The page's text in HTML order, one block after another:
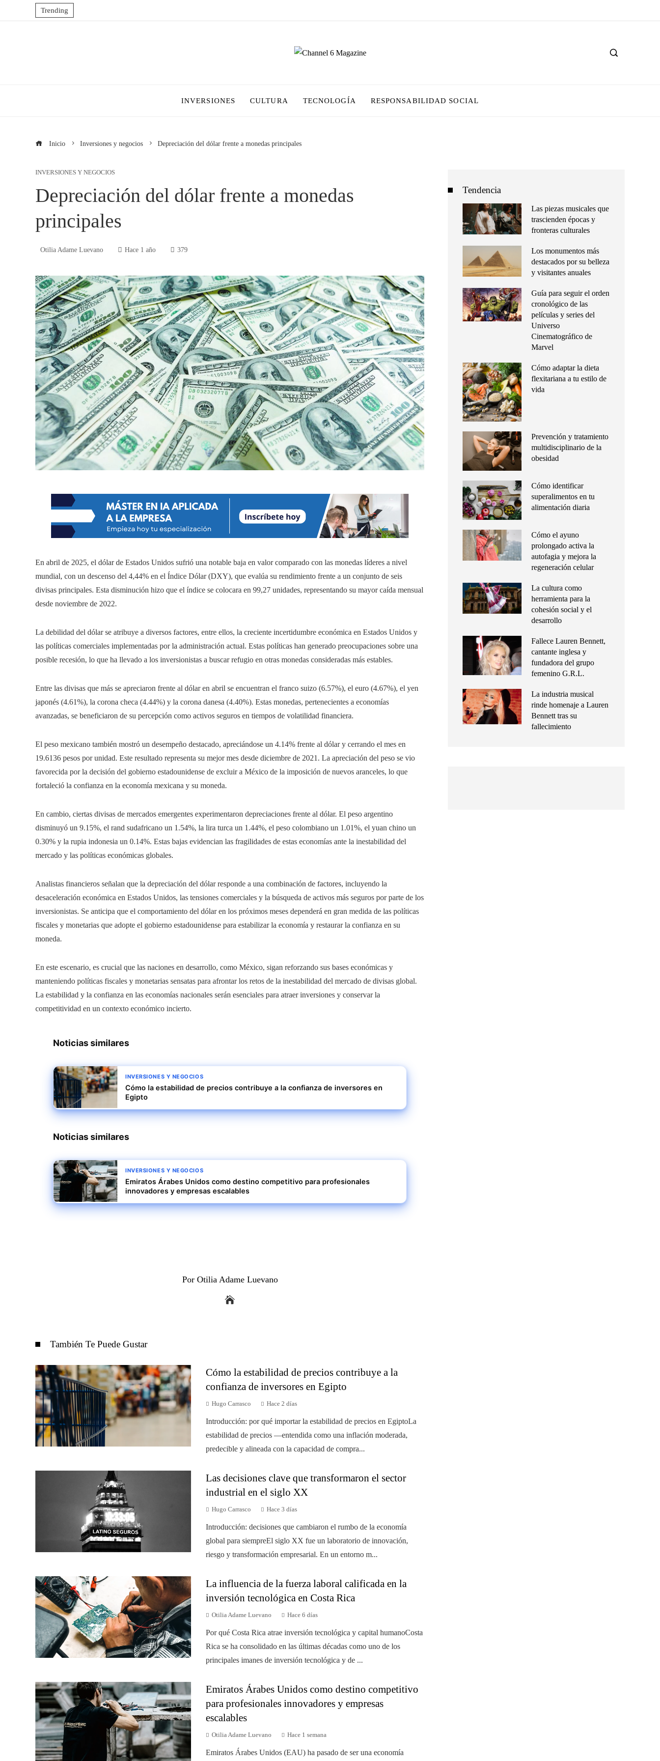
Trending
INVERSIONES CULTURA TECNOLOGÍA RESPONSABILIDAD SOCIAL
Inicio Inversiones y negocios Depreciación del dólar frente a monedas principales
INVERSIONES Y NEGOCIOS
Depreciación del dólar frente a monedas
principales
Otilia Adame Luevano Hace 1 año 379
En abril de 2025, el dólar de Estados Unidos sufrió una notable baja en valor comparado con las monedas líderes a nivel
mundial, con un descenso del 4,44% en el Índice Dólar (DXY), que evalúa su rendimiento frente a un conjunto de seis
divisas principales. Esta disminución hizo que el índice se colocara en 99,27 unidades, representando su mayor caída mensual
desde noviembre de 2022.
La debilidad del dólar se atribuye a diversos factores, entre ellos, la creciente incertidumbre económica en Estados Unidos y
las políticas comerciales implementadas por la administración actual. Estas políticas han generado preocupaciones sobre una
posible recesión, lo que ha llevado a los inversionistas a buscar refugio en otras monedas consideradas más estables.
Entre las divisas que más se apreciaron frente al dólar en abril se encuentran el franco suizo (6.57%), el euro (4.67%), el yen
japonés (4.61%), la corona checa (4.44%) y la corona danesa (4.40%). Estas monedas, pertenecientes a economías
avanzadas, se beneficiaron de su percepción como activos seguros en tiempos de volatilidad financiera.
El peso mexicano también mostró un desempeño destacado, apreciándose un 4.14% frente al dólar y cerrando el mes en
19.6136 pesos por unidad. Este resultado representa su mejor mes desde diciembre de 2021. La apreciación del peso se vio
favorecida por la decisión del gobierno estadounidense de excluir a México de la imposición de nuevos aranceles, lo que
fortaleció la confianza en la economía mexicana y su moneda.
En cambio, ciertas divisas de mercados emergentes experimentaron depreciaciones frente al dólar. El peso argentino
disminuyó un 9.15%, el rand sudafricano un 1.54%, la lira turca un 1.44%, el peso colombiano un 1.01%, el yuan chino un
0.30% y la rupia indonesia un 0.14%. Estas bajas evidencian las fragilidades de estas economías ante la inestabilidad del
mercado y las políticas económicas globales.
Analistas financieros señalan que la depreciación del dólar responde a una combinación de factores, incluyendo la
desaceleración económica en Estados Unidos, las tensiones comerciales y la búsqueda de activos más seguros por parte de los
inversionistas. Se anticipa que el comportamiento del dólar en los próximos meses dependerá en gran medida de las políticas
fiscales y monetarias que adopte el gobierno estadounidense para estabilizar la economía y restaurar la confianza en su
moneda.
En este escenario, es crucial que las naciones en desarrollo, como México, sigan reforzando sus bases económicas y
manteniendo políticas fiscales y monetarias sensatas para afrontar los retos de la inestabilidad del mercado de divisas global.
La estabilidad y la confianza en las economías nacionales serán esenciales para atraer inversiones y conservar la
competitividad en un contexto económico incierto.
Noticias similares
INVERSIONES Y NEGOCIOS
Cómo la estabilidad de precios contribuye a la confianza de inversores en
Egipto
Noticias similares
INVERSIONES Y NEGOCIOS
Emiratos Árabes Unidos como destino competitivo para profesionales
innovadores y empresas escalables
Por Otilia Adame Luevano
También Te Puede Gustar
Cómo la estabilidad de precios contribuye a la
confianza de inversores en Egipto
Hugo Carrasco Hace 2 días
Introducción: por qué importar la estabilidad de precios en EgiptoLa
estabilidad de precios —entendida como una inflación moderada,
predecible y alineada con la capacidad de compra...
Las decisiones clave que transformaron el sector
industrial en el siglo XX
Hugo Carrasco Hace 3 días
Introducción: decisiones que cambiaron el rumbo de la economía
global para siempreEl siglo XX fue un laboratorio de innovación,
riesgo y transformación empresarial. En un entorno m...
La influencia de la fuerza laboral calificada en la
inversión tecnológica en Costa Rica
Otilia Adame Luevano Hace 6 días
Por qué Costa Rica atrae inversión tecnológica y capital humanoCosta
Rica se ha consolidado en las últimas décadas como uno de los
principales imanes de inversión tecnológica y de ...
Emiratos Árabes Unidos como destino competitivo
para profesionales innovadores y empresas
escalables
Otilia Adame Luevano Hace 1 semana
Emiratos Árabes Unidos (EAU) ha pasado de ser una economía
Tendencia
Las piezas musicales que
trascienden épocas y
fronteras culturales
Los monumentos más
destacados por su belleza
y visitantes anuales
Guía para seguir el orden
cronológico de las
películas y series del
Universo
Cinematográfico de
Marvel
Cómo adaptar la dieta
flexitariana a tu estilo de
vida
Prevención y tratamiento
multidisciplinario de la
obesidad
Cómo identificar
superalimentos en tu
alimentación diaria
Cómo el ayuno
prolongado activa la
autofagia y mejora la
regeneración celular
La cultura como
herramienta para la
cohesión social y el
desarrollo
Fallece Lauren Bennett,
cantante inglesa y
fundadora del grupo
femenino G.R.L.
La industria musical
rinde homenaje a Lauren
Bennett tras su
fallecimiento